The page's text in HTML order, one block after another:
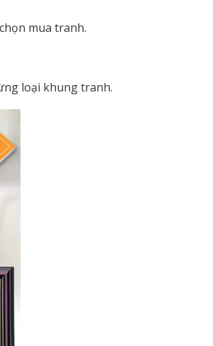
mua tranh.
loại khung tranh.